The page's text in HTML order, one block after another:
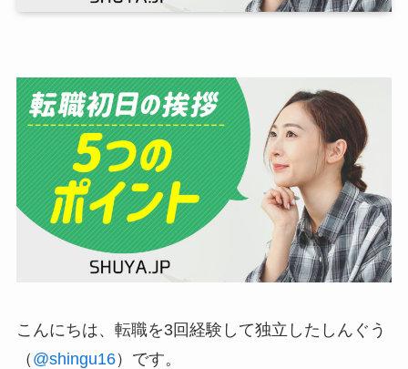
こんにちは、転職を3回経験して独立したしんぐう
（ @shingu16）です。